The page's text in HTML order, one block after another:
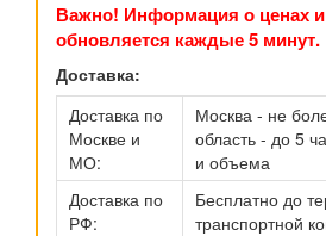
Важно! Информация о ценах
обновляется каждые 5 минут.
Доставка:
Доставка по
Москве и
МО:
Москва - не
область - до 5
и объема
Доставка по
РФ:
Бесплатно до
транспортной